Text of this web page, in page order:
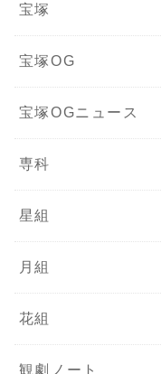
宝塚
宝塚OG
宝塚OGニュース
専科
星組
月組
花組
観劇ノート